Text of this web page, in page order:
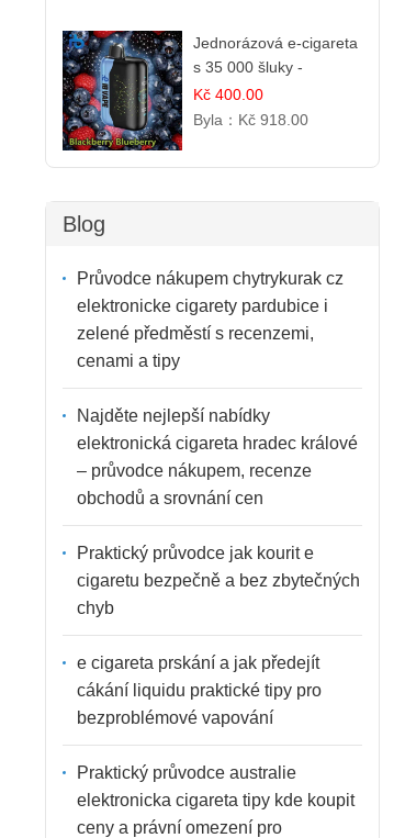
Jednorázová e-cigareta
s 35 000 šluky -
Ostružina & Borůvka
Kč 400.00
Byla： Kč 918.00
Blog
Průvodce nákupem chytrykurak cz
elektronicke cigarety pardubice i
zelené předměstí s recenzemi,
cenami a tipy
Najděte nejlepší nabídky
elektronická cigareta hradec králové
– průvodce nákupem, recenze
obchodů a srovnání cen
Praktický průvodce jak kourit e
cigaretu bezpečně a bez zbytečných
chyb
e cigareta prskání a jak předejít
cákání liquidu praktické tipy pro
bezproblémové vapování
Praktický průvodce australie
elektronicka cigareta tipy kde koupit
ceny a právní omezení pro